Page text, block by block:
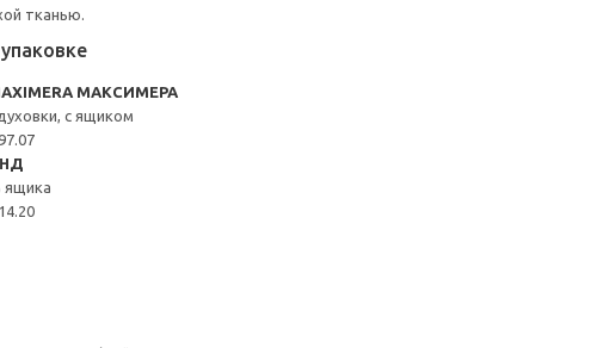
тканью.
МАКСИМЕРА
с ящиком
ящика